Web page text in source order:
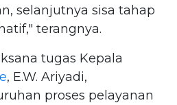
selanjutnya sisa tahap
terangnya.
tugas Kepala
, E.W. Ariyadi,
proses pelayanan